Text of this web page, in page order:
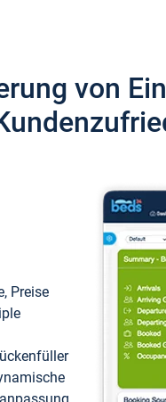
von
Preise